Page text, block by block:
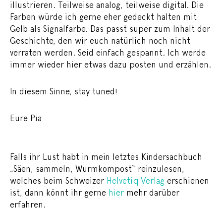
illustrieren. Teilweise analog, teilweise digital. Die
Farben würde ich gerne eher gedeckt halten mit
Gelb als Signalfarbe. Das passt super zum Inhalt der
Geschichte, den wir euch natürlich noch nicht
verraten werden. Seid einfach gespannt. Ich werde
immer wieder hier etwas dazu posten und erzählen.
In diesem Sinne, stay tuned!
Eure Pia
Falls ihr Lust habt in mein letztes Kindersachbuch
„Säen, sammeln, Wurmkompost“ reinzulesen,
welches beim Schweizer Helvetiq Verlagerschienen
ist, dann könnt ihr gerne hiermehr darüber
erfahren.